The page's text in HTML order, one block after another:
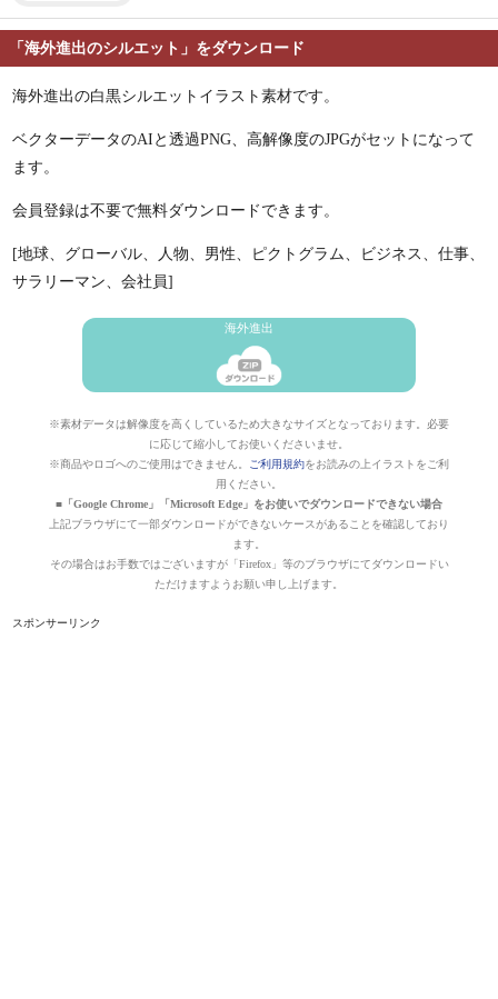
「海外進出のシルエット」をダウンロード
海外進出の白黒シルエットイラスト素材です。
ベクターデータのAIと透過PNG、高解像度のJPGがセットになって
ます。
会員登録は不要で無料ダウンロードできます。
[地球、グローバル、人物、男性、ピクトグラム、ビジネス、仕事、
サラリーマン、会社員]
海外進出
※素材データは解像度を高くしているため大きなサイズとなっております。必要
に応じて縮小してお使いくださいませ。
※商品やロゴへのご使用はできません。
ご利用規約をお読みの上イラストをご利
用ください。
■「Google Chrome」「Microsoft Edge」をお使いでダウンロードできない場合
上記ブラウザにて一部ダウンロードができないケースがあることを確認しており
ます。
その場合はお手数ではございますが「Firefox」等のブラウザにてダウンロードい
ただけますようお願い申し上げます。
スポンサーリンク